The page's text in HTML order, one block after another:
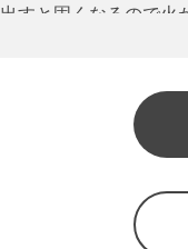
出すと固くなるので火